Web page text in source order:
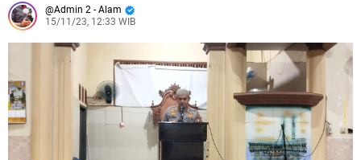
Admin 2 - Alam
15/11/23, 12:33 WIB